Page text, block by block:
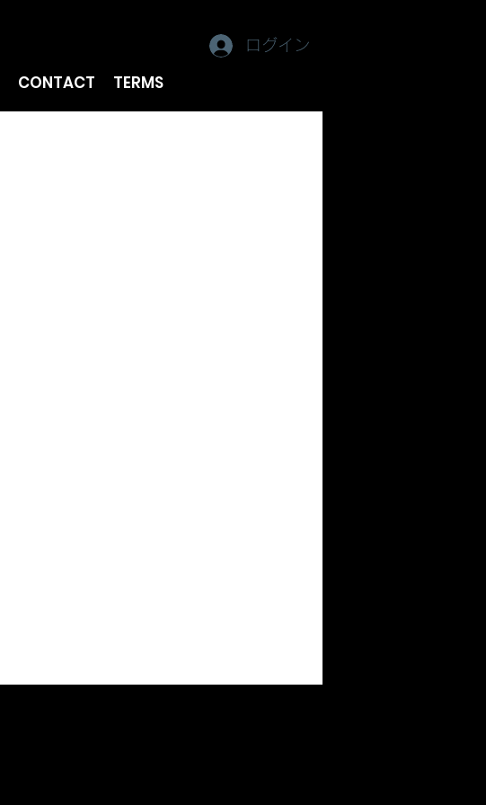
ログイン
CONTACT TERMS